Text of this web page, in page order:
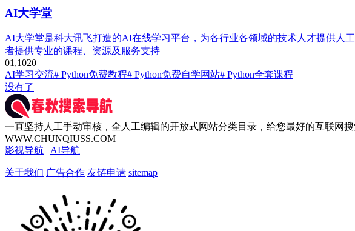
AI大学堂
AI大学堂是科大讯飞打造的AI在线学习平台，为各行业各领域的技术人才提供人
者提供专业的课程、资源及服务支持
01,1020
AI学习交流# Python免费教程# Python免费自学网站# Python全套课程
没有了
一直坚持人工手动审核，全人工编辑的开放式网站分类目录，给您最好的互联网搜
WWW.CHUNQIUSS.COM
影视导航 | AI导航
关于我们 广告合作 友链申请 sitemap